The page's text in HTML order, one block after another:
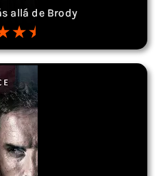
allá de Brody